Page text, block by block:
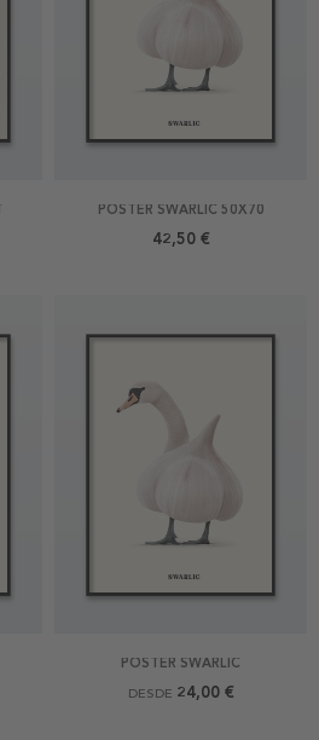
POSTER SWARLIC 50X70
42,50 €
POSTER SWARLIC
DESDE 24,00 €